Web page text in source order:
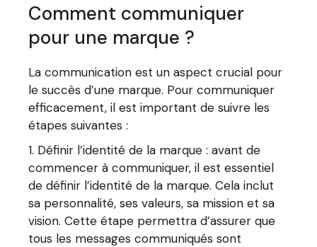
Comment communiquer
pour une marque ?
La communication est un aspect crucial pour
le succès d’une marque. Pour communiquer
efficacement, il est important de suivre les
étapes suivantes :
Définir l’identité de la marque : avant de
commencer à communiquer, il est essentiel
de définir l’identité de la marque. Cela inclut
sa personnalité, ses valeurs, sa mission et sa
vision. Cette étape permettra d’assurer que
tous les messages communiqués sont